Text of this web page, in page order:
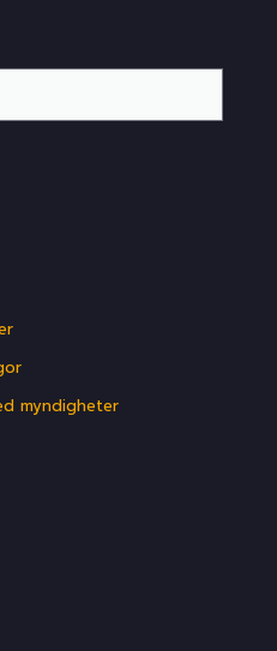
myndigheter